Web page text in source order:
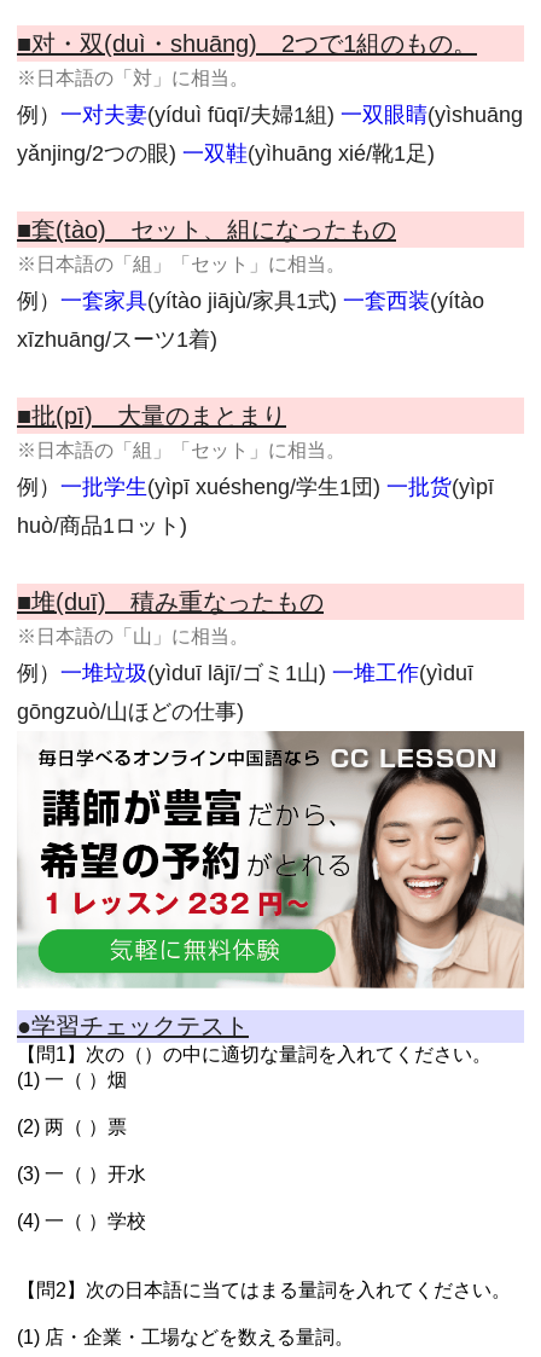
■对・双(duì・shuāng) 2つで1組のもの。
※日本語の「対」に相当。
例） 一对夫妻(yíduì fūqī/夫婦1組) 一双眼睛(yìshuāng
yǎnjing/2つの眼) 一双鞋(yìhuāng xié/靴1足)
■套(tào) セット、組になったもの
※日本語の「組」「セット」に相当。
例） 一套家具(yítào jiājù/家具1式) 一套西装(yítào
xīzhuāng/スーツ1着)
■批(pī) 大量のまとまり
※日本語の「組」「セット」に相当。
例） 一批学生(yìpī xuésheng/学生1団) 一批货(yìpī
huò/商品1ロット)
■堆(duī) 積み重なったもの
※日本語の「山」に相当。
例） 一堆垃圾(yìduī lājī/ゴミ1山) 一堆工作(yìduī
gōngzuò/山ほどの仕事)
●学習チェックテスト
【問1】次の（）の中に適切な量詞を入れてください。
(1) 一（ ）烟
(2) 两（ ）票
(3) 一（ ）开水
(4) 一（ ）学校
【問2】次の日本語に当てはまる量詞を入れてください。
(1) 店・企業・工場などを数える量詞。